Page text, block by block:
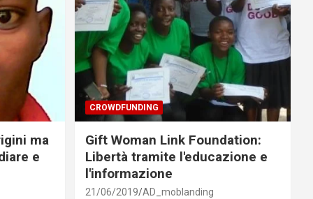
ma
e
CROWDFUNDING
Gift Woman Link Foundation:
Libertà tramite l'educazione e
l'informazione
21/06/2019 AD_moblanding